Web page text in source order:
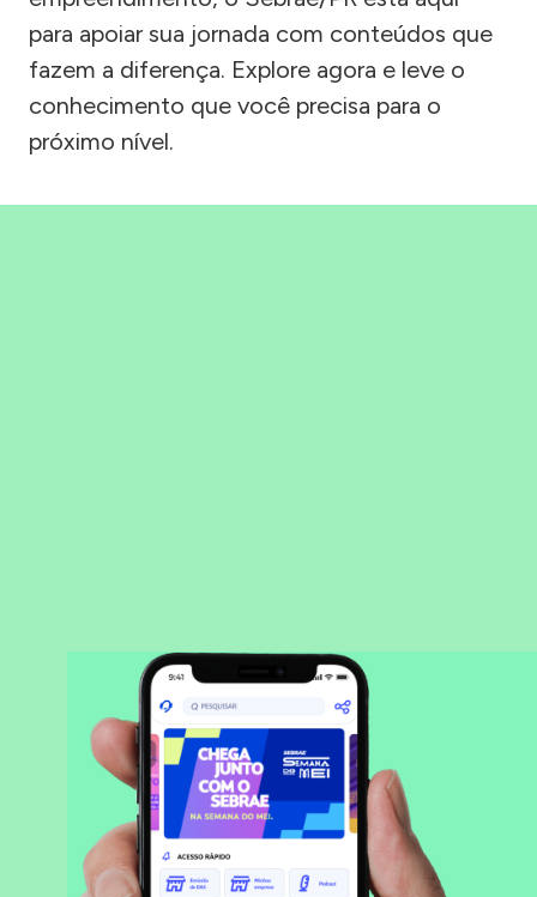
para apoiar sua jornada com conteúdos que
fazem a diferença. Explore agora e leve o
conhecimento que você precisa para o
próximo nível.